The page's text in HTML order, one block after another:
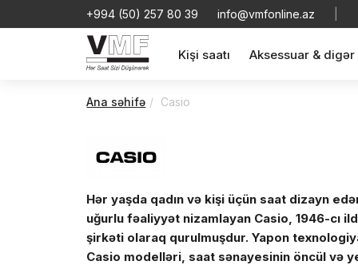
+994 (50) 257 80 39 info@vmfonline.az
Kişi saatı Aksessuar & digər
Ana səhifə Casio
Hər yaşda qadın və kişi üçün saat dizayn
uğurlu fəaliyyət nizamlayan Casio, 1946-cı
şirkəti olaraq qurulmuşdur. Yapon
Casio modelləri, saat sənayesinin öncül və